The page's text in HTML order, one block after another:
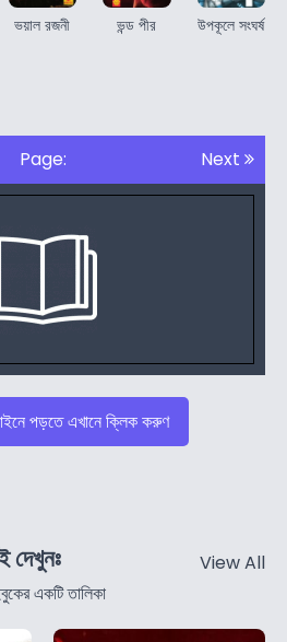
ভয়াল রজনী ভন্ড পীর উপকূলে সংঘর্ষ
Page: Next
পড়তে এখানে ক্লিক করুণ
দেখুনঃ
একটি তালিকা
View All